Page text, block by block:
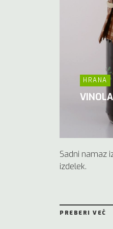
HRANA
Sadni namaz
izdelek.
PREBERI VEČ